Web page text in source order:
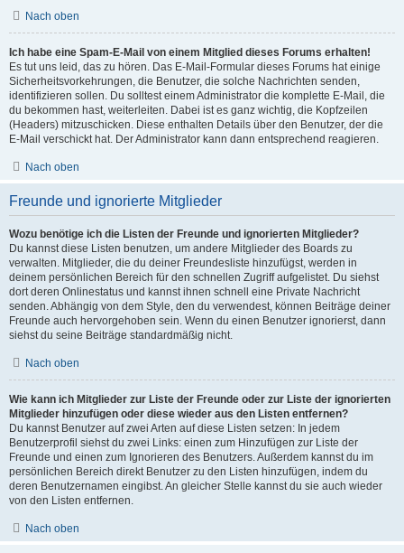
Nach oben
Ich habe eine Spam-E-Mail von einem Mitglied dieses Forums erhalten!
Es tut uns leid, das zu hören. Das E-Mail-Formular dieses Forums hat einige
Sicherheitsvorkehrungen, die Benutzer, die solche Nachrichten senden,
identifizieren sollen. Du solltest einem Administrator die komplette E-Mail, die
du bekommen hast, weiterleiten. Dabei ist es ganz wichtig, die Kopfzeilen
(Headers) mitzuschicken. Diese enthalten Details über den Benutzer, der die
E-Mail verschickt hat. Der Administrator kann dann entsprechend reagieren.
Nach oben
Freunde und ignorierte Mitglieder
Wozu benötige ich die Listen der Freunde und ignorierten Mitglieder?
Du kannst diese Listen benutzen, um andere Mitglieder des Boards zu
verwalten. Mitglieder, die du deiner Freundesliste hinzufügst, werden in
deinem persönlichen Bereich für den schnellen Zugriff aufgelistet. Du siehst
dort deren Onlinestatus und kannst ihnen schnell eine Private Nachricht
senden. Abhängig von dem Style, den du verwendest, können Beiträge deiner
Freunde auch hervorgehoben sein. Wenn du einen Benutzer ignorierst, dann
siehst du seine Beiträge standardmäßig nicht.
Nach oben
Wie kann ich Mitglieder zur Liste der Freunde oder zur Liste der ignorierten
Mitglieder hinzufügen oder diese wieder aus den Listen entfernen?
Du kannst Benutzer auf zwei Arten auf diese Listen setzen: In jedem
Benutzerprofil siehst du zwei Links: einen zum Hinzufügen zur Liste der
Freunde und einen zum Ignorieren des Benutzers. Außerdem kannst du im
persönlichen Bereich direkt Benutzer zu den Listen hinzufügen, indem du
deren Benutzernamen eingibst. An gleicher Stelle kannst du sie auch wieder
von den Listen entfernen.
Nach oben